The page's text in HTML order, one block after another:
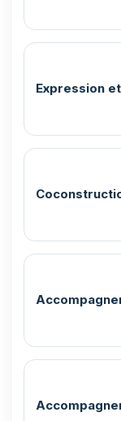
Expression